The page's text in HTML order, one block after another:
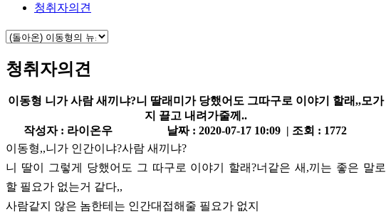
청취자의견
청취자의견
이동형 니가 사람 새끼냐?니 딸래미가 당했어도 그따구로 이야기 할래,,모가
지 끌고 내려가줄께..
작성자 : 라이온우
날짜 : 2020-07-17 10:09 | 조회 : 1772
이동형,,니가 인간이냐?사람 새끼냐?
니 딸이 그렇게 당했어도 그 따구로 이야기 할래?너같은 새,끼는 좋은 말로
할 필요가 없는거 같다,,
사람같지 않은 놈한테는 인간대접해줄 필요가 없지